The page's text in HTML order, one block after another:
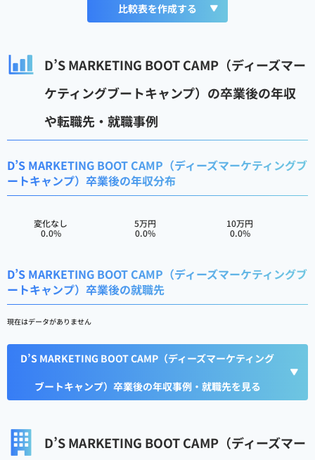
比較表を作成する
D’S MARKETING BOOT CAMP（ディーズマー
ケティングブートキャンプ）の卒業後の年収
や転職先・就職事例
D’S MARKETING BOOT CAMP（ディーズマーケティングブ
ートキャンプ）卒業後の年収分布
変化なし
0.0%
5万円
0.0%
10万円
0.0%
D’S MARKETING BOOT CAMP（ディーズマーケティングブ
ートキャンプ）卒業後の就職先
現在はデータがありません
D’S MARKETING BOOT CAMP（ディーズマーケティング
ブートキャンプ）卒業後の年収事例・就職先を見る
D’S MARKETING BOOT CAMP（ディーズマー